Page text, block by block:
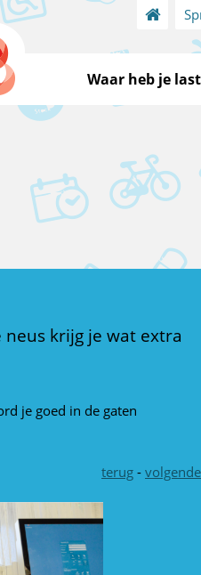
Waar heb je
neus krijg je wat extra
je goed in de gaten
terug - volgende